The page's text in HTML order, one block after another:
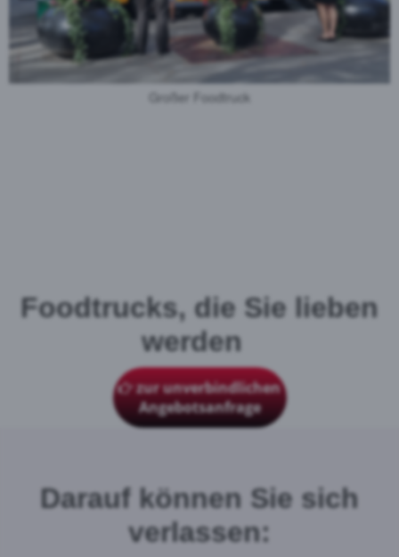
Großer Foodtruck
Foodtrucks, die Sie lieben
werden
zur unverbindlichen
Angebotsanfrage
Darauf können Sie sich
verlassen: